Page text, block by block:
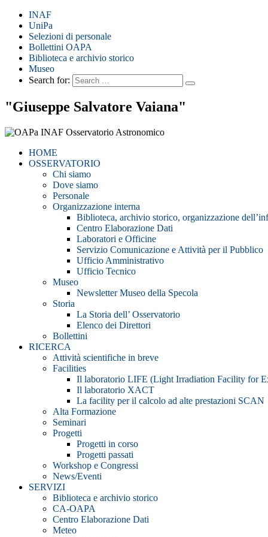
INAF
UniPa
Selezioni di personale
Bollettini OAPA
Biblioteca e archivio storico
Museo
Search for:
"Giuseppe Salvatore Vaiana"
HOME
OSSERVATORIO
Chi siamo
Dove siamo
Personale
Organizzazione interna
Biblioteca, archivio storico, organizzazione
Centro Elaborazione Dati
Laboratori e Officine
Servizio Comunicazione e Attività per il Pubblico
Ufficio Amministrativo
Ufficio Tecnico
Museo
Newsletter Museo della Specola
Storia
La Storia dell’ Osservatorio
Elenco dei Direttori
Bollettini
RICERCA
Attività scientifiche in breve
Facilities
Il laboratorio LIFE (Light Irradiation Facility for
Il laboratorio XACT
La facility per il calcolo ad alte prestazioni SCAN
Alta Formazione
Seminari
Progetti
Progetti in corso
Progetti passati
Workshop e Congressi
News/Eventi
SERVIZI
Biblioteca e archivio storico
CA-OAPA
Centro Elaborazione Dati
Meteo